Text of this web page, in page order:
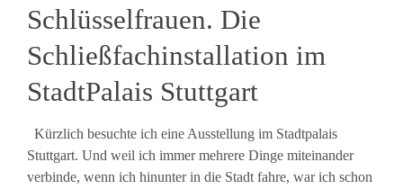
Schlüsselfrauen. Die
Schließfachinstallation im
StadtPalais Stuttgart
Kürzlich besuchte ich eine Ausstellung im Stadtpalais
Stuttgart. Und weil ich immer mehrere Dinge miteinander
verbinde, wenn ich hinunter in die Stadt fahre, war ich schon